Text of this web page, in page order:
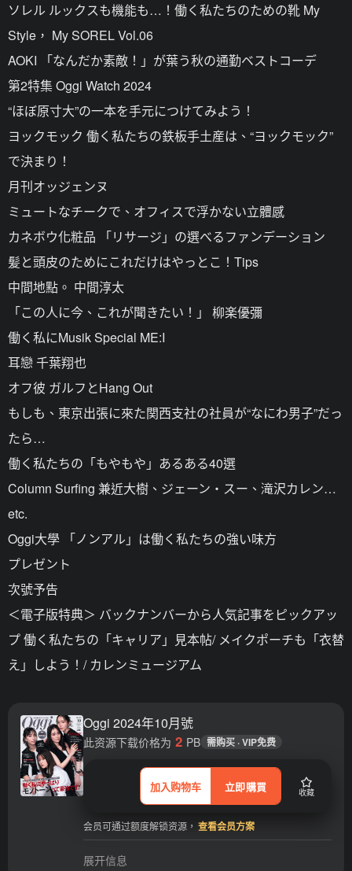
ソレル ルックスも機能も…！働く私たちのための靴 My
Style， My SOREL Vol.06
AOKI 「なんだか素敵！」が葉う秋の通勤ベストコーデ
第2特集 Oggi Watch 2024
“ほぼ原寸大”の一本を手元につけてみよう！
ヨックモック 働く私たちの鉄板手土産は、“ヨックモック”
で決まり！
月刊オッジェンヌ
ミュートなチークで、オフィスで浮かない立體感
カネボウ化粧品 「リサージ」の選べるファンデーション
髪と頭皮のためにこれだけはやっとこ！Tips
中間地點。 中間淳太
「この人に今、これが聞きたい！」 柳楽優彌
働く私にMusik Special ME:I
耳戀 千葉翔也
オフ彼 ガルフとHang Out
もしも、東京出張に來た関西支社の社員が“なにわ男子”だっ
たら…
働く私たちの「もやもや」あるある40選
Column Surfing 兼近大樹、ジェーン・スー、滝沢カレン…
etc.
Oggi大學 「ノンアル」は働く私たちの強い味方
プレゼント
次號予告
＜電子版特典＞ バックナンバーから人気記事をピックアッ
プ 働く私たちの「キャリア」見本帖/ メイクポーチも「衣替
え」しよう！/ カレンミュージアム
Oggi 2024年10月號
加入购物车 立即購買 收藏
此资源下载价格为 2 PB 需购买 · VIP免费
会员可通过额度解锁资源， 查看会员方案
展开信息